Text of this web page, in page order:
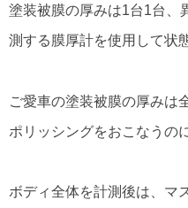
塗装被膜の厚みは1台1台、
測する膜厚計を使用して状
ご愛車の塗装被膜の厚みは
ポリッシングをおこなうの
ボディ全体を計測後は、マ